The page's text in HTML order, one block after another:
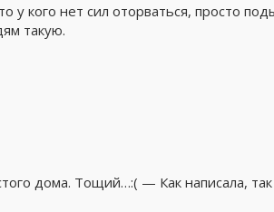
у кого нет сил оторваться, просто
такую.
дома. Тощий…:( — Как написала,